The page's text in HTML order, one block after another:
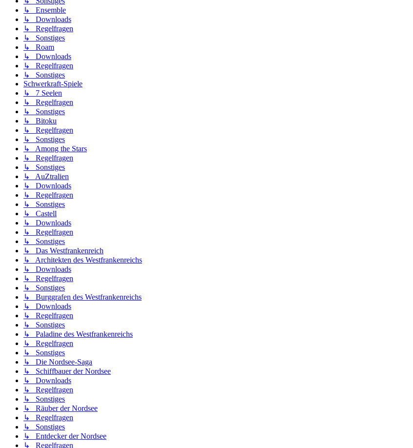
↳ Ensemble
↳ Downloads
↳ Regelfragen
↳ Sonstiges
↳ Roam
↳ Downloads
↳ Regelfragen
↳ Sonstiges
Schwerkraft-Spiele
↳ 7 Seelen
↳ Regelfragen
↳ Sonstiges
↳ Bitoku
↳ Regelfragen
↳ Sonstiges
↳ Among the Stars
↳ Regelfragen
↳ Sonstiges
↳ AuZtralien
↳ Downloads
↳ Regelfragen
↳ Sonstiges
↳ Castell
↳ Downloads
↳ Regelfragen
↳ Sonstiges
↳ Das Westfrankenreich
↳ Architekten des Westfrankenreichs
↳ Downloads
↳ Regelfragen
↳ Sonstiges
↳ Burggrafen des Westfrankenreichs
↳ Downloads
↳ Regelfragen
↳ Sonstiges
↳ Paladine des Westfrankenreichs
↳ Regelfragen
↳ Sonstiges
↳ Die Nordsee-Saga
↳ Schiffbauer der Nordsee
↳ Downloads
↳ Regelfragen
↳ Sonstiges
↳ Räuber der Nordsee
↳ Regelfragen
↳ Sonstiges
↳ Entdecker der Nordsee
↳ Regelfragen